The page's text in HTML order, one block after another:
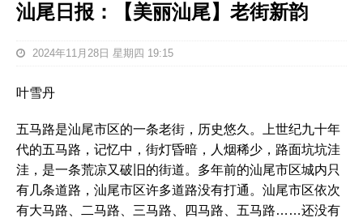
汕尾日报：【美丽汕尾】老街新韵
2024年11月28日 星期四 19:15
叶雪丹
五马路是汕尾市区的一条老街，历史悠久。上世纪九十年
代的五马路，记忆中，街灯昏暗，人烟稀少，路面坑坑洼
洼，是一条荒凉又破旧的街道。多年前的汕尾市区城内只
有几条道路，汕尾市区许多道路没有打通。汕尾市区依次
有大马路、二马路、三马路、四马路、五马路……还没有